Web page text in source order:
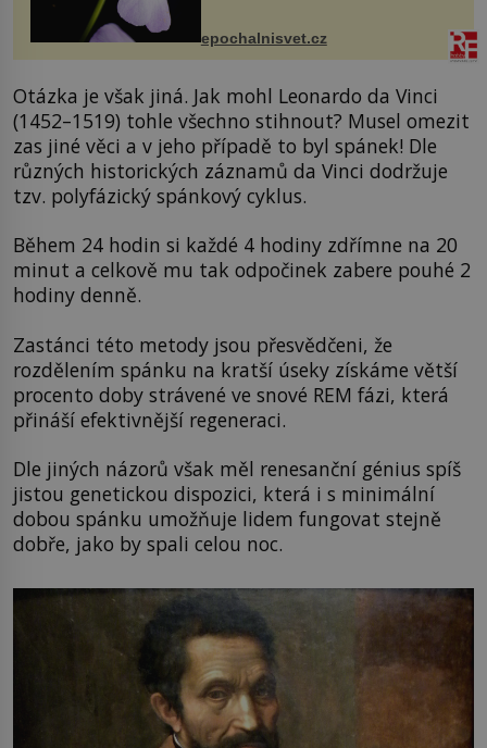
vstupenka...
epochalnisvet.cz
Otázka je však jiná. Jak mohl Leonardo da Vinci
(1452–1519) tohle všechno stihnout? Musel omezit
zas jiné věci a v jeho případě to byl spánek! Dle
různých historických záznamů da Vinci dodržuje
tzv. polyfázický spánkový cyklus.
Během 24 hodin si každé 4 hodiny zdřímne na 20
minut a celkově mu tak odpočinek zabere pouhé 2
hodiny denně.
Zastánci této metody jsou přesvědčeni, že
rozdělením spánku na kratší úseky získáme větší
procento doby strávené ve snové REM fázi, která
přináší efektivnější regeneraci.
Dle jiných názorů však měl renesanční génius spíš
jistou genetickou dispozici, která i s minimální
dobou spánku umožňuje lidem fungovat stejně
dobře, jako by spali celou noc.